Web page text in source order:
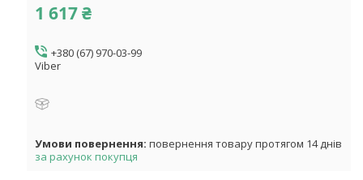
1 617 ₴
+380 (67) 970-03-99
Viber
повернення товару протягом 14 днів
за рахунок покупця